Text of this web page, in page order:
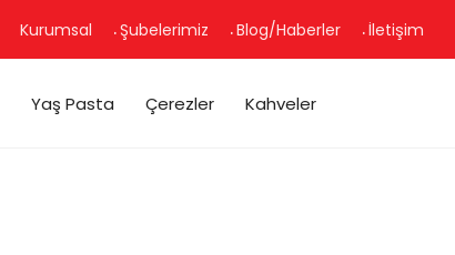
Kurumsal Şubelerimiz Blog/Haberler İletişim
Yaş Pasta Çerezler Kahveler